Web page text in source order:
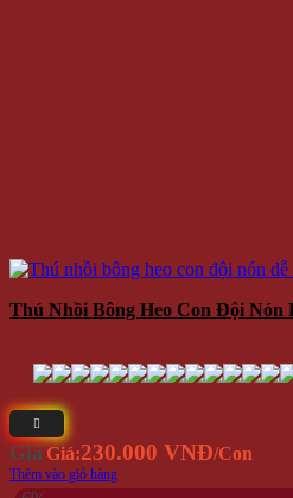
Thú Nhồi Bông Heo Con Đội Nón
Giá Giá:230.000 VNĐ/Con
Thêm vào giỏ hàng